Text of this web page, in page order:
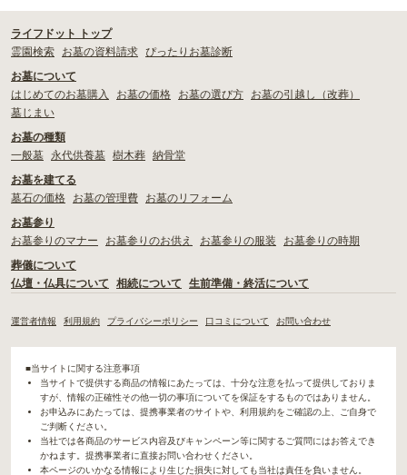
ライフドット トップ
霊園検索
お墓の資料請求 ぴったりお墓診断
お墓について
はじめてのお墓購入
お墓の価格 お墓の選び方
お墓の引越し（改葬）
墓じまい
お墓の種類
一般墓
永代供養墓 樹木葬 納骨堂
お墓を建てる
墓石の価格
お墓の管理費
お墓のリフォーム
お墓参り
お墓参りのマナー
お墓参りのお供え お墓参りの服装
お墓参りの時期
葬儀について
仏壇・仏具について
相続について 生前準備・終活について
運営者情報 利用規約 プライバシーポリシー 口コミについて お問い合わせ
■当サイトに関する注意事項
当サイトで提供する商品の情報にあたっては、十分な注意を払って提供しておりま
すが、情報の正確性その他一切の事項についてを保証をするものではありません。
お申込みにあたっては、提携事業者のサイトや、利用規約をご確認の上、ご自身で
ご判断ください。
当社では各商品のサービス内容及びキャンペーン等に関するご質問にはお答えでき
かねます。提携事業者に直接お問い合わせください。
本ページのいかなる情報により生じた損失に対しても当社は責任を負いません。